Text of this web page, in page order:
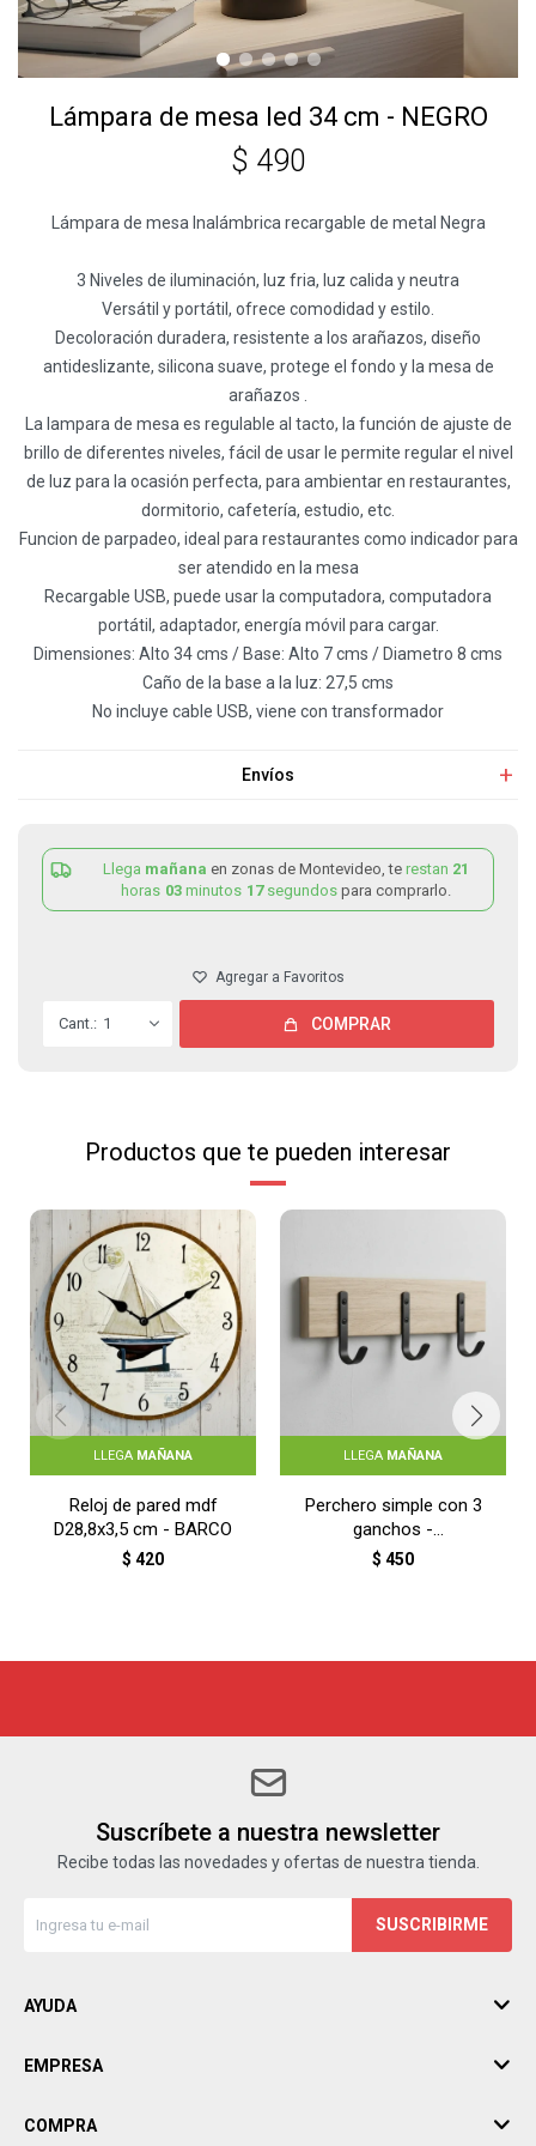
Lámpara de mesa led 34 cm - NEGRO
$ 490
Lámpara de mesa Inalámbrica recargable de metal Negra
3 Niveles de iluminación, luz fria, luz calida y neutra
Versátil y portátil, ofrece comodidad y estilo.
Decoloración duradera, resistente a los arañazos, diseño
antideslizante, silicona suave, protege el fondo y la mesa de
arañazos .
La lampara de mesa es regulable al tacto, la función de ajuste de
brillo de diferentes niveles, fácil de usar le permite regular el nivel
de luz para la ocasión perfecta, para ambientar en restaurantes,
dormitorio, cafetería, estudio, etc.
Funcion de parpadeo, ideal para restaurantes como indicador para
ser atendido en la mesa
Recargable USB, puede usar la computadora, computadora
portátil, adaptador, energía móvil para cargar.
Dimensiones: Alto 34 cms / Base: Alto 7 cms / Diametro 8 cms
Caño de la base a la luz: 27,5 cms
No incluye cable USB, viene con transformador
Envíos
Llega mañana en zonas de Montevideo, te restan 21
horas 03 minutos 17segundos para comprarlo.
1 COMPRAR
Productos que te pueden interesar
LLEGA MAÑANA
Reloj de pared mdf
D28,8x3,5 cm - BARCO
$ 420
LLEGA MAÑANA
Perchero simple con 3
ganchos -
MADERA/NEGRO
$ 450
Suscríbete a nuestra newsletter
Recibe todas las novedades y ofertas de nuestra tienda.
SUSCRIBIRME
AYUDA
EMPRESA
COMPRA